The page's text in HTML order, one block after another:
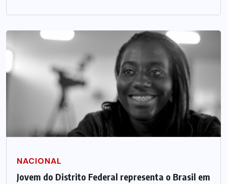
NACIONAL
Jovem do Distrito Federal representa o Brasil em